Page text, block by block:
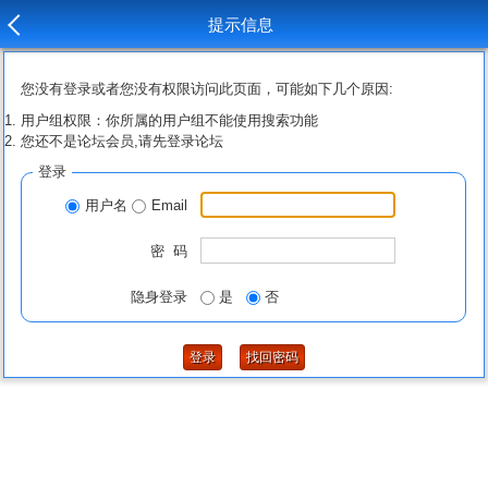
提示信息
您没有登录或者您没有权限访问此页面，可能如下几个原因:
用户组权限：你所属的用户组不能使用搜索功能
您还不是论坛会员,请先登录论坛
登录
用户名 Email
密 码
隐身登录 是 否